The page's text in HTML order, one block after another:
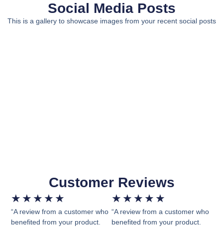
Social Media Posts
This is a gallery to showcase images from your recent social posts
Customer Reviews
★ ★ ★ ★ ★
“A review from a customer who
benefited from your product.
★ ★ ★ ★ ★
“A review from a customer who
benefited from your product.